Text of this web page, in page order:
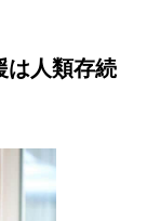
は人類存続